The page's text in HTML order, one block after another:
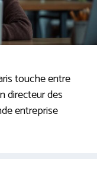
touche entre
directeur des
entreprise